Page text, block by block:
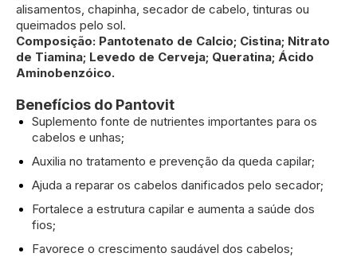
alisamentos, chapinha, secador de cabelo, tinturas ou
queimados pelo sol.
Composição: Pantotenato de Calcio; Cistina; Nitrato
de Tiamina; Levedo de Cerveja; Queratina; Ácido
Aminobenzóico.
Benefícios do Pantovit
Suplemento fonte de nutrientes importantes para os
cabelos e unhas;
Auxilia no tratamento e prevenção da queda capilar;
Ajuda a reparar os cabelos danificados pelo secador;
Fortalece a estrutura capilar e aumenta a saúde dos
fios;
Favorece o crescimento saudável dos cabelos;